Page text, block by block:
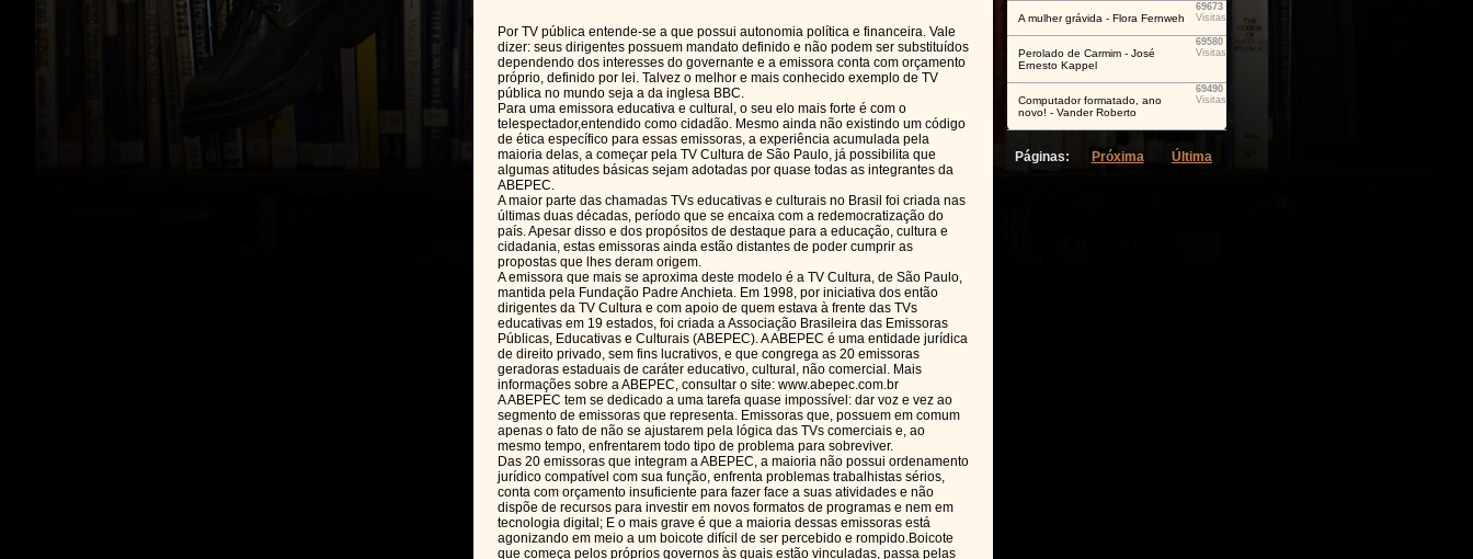
Por TV pública entende-se a que possui autonomia política e financeira. Vale
dizer: seus dirigentes possuem mandato definido e não podem ser substituídos
dependendo dos interesses do governante e a emissora conta com orçamento
próprio, definido por lei. Talvez o melhor e mais conhecido exemplo de TV
pública no mundo seja a da inglesa BBC.
Para uma emissora educativa e cultural, o seu elo mais forte é com o
telespectador,entendido como cidadão. Mesmo ainda não existindo um código
de ética específico para essas emissoras, a experiência acumulada pela
maioria delas, a começar pela TV Cultura de São Paulo, já possibilita que
algumas atitudes básicas sejam adotadas por quase todas as integrantes da
ABEPEC.
A maior parte das chamadas TVs educativas e culturais no Brasil foi criada nas
últimas duas décadas, período que se encaixa com a redemocratização do
país. Apesar disso e dos propósitos de destaque para a educação, cultura e
cidadania, estas emissoras ainda estão distantes de poder cumprir as
propostas que lhes deram origem.
A emissora que mais se aproxima deste modelo é a TV Cultura, de São Paulo,
mantida pela Fundação Padre Anchieta. Em 1998, por iniciativa dos então
dirigentes da TV Cultura e com apoio de quem estava à frente das TVs
educativas em 19 estados, foi criada a Associação Brasileira das Emissoras
Públicas, Educativas e Culturais (ABEPEC). A ABEPEC é uma entidade jurídica
de direito privado, sem fins lucrativos, e que congrega as 20 emissoras
geradoras estaduais de caráter educativo, cultural, não comercial. Mais
informações sobre a ABEPEC, consultar o site: www.abepec.com.br
A ABEPEC tem se dedicado a uma tarefa quase impossível: dar voz e vez ao
segmento de emissoras que representa. Emissoras que, possuem em comum
apenas o fato de não se ajustarem pela lógica das TVs comerciais e, ao
mesmo tempo, enfrentarem todo tipo de problema para sobreviver.
Das 20 emissoras que integram a ABEPEC, a maioria não possui ordenamento
jurídico compatível com sua função, enfrenta problemas trabalhistas sérios,
conta com orçamento insuficiente para fazer face a suas atividades e não
dispõe de recursos para investir em novos formatos de programas e nem em
tecnologia digital; E o mais grave é que a maioria dessas emissoras está
agonizando em meio a um boicote difícil de ser percebido e rompido.Boicote
que começa pelos próprios governos às quais estão vinculadas, passa pelas
A mulher grávida - Flora Fernweh
69673
Visitas
Perolado de Carmim - José
Ernesto Kappel
69580
Visitas
Computador formatado, ano
novo! - Vander Roberto
69490
Visitas
Páginas: Próxima Última